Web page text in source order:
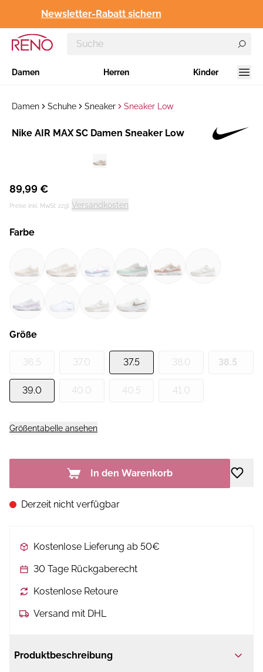
Newsletter-Rabatt sichern
Damen Herren Kinder
Damen Schuhe Sneaker Sneaker Low
Hersteller:
Nike AIR MAX SC Damen Sneaker Low
89,99 €
Preise inkl. MwSt. zzgl. Versandkosten
Farbe
Größe
36.5 37.0 37.5 38.0 38.5
39.0 40.0 40.5 41.0
Größentabelle ansehen
In den Warenkorb
Derzeit nicht verfügbar
Kostenlose Lieferung ab 50€
30 Tage Rückgaberecht
Kostenlose Retoure
Versand mit DHL
Produktbeschreibung